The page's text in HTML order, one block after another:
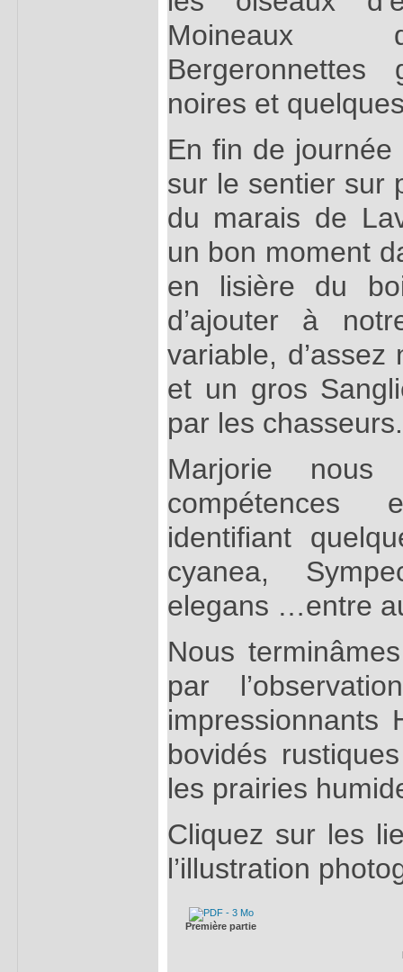
Moineaux
noires et
En fin de
sur le sentier sur
du marais de
un bon moment
en lisière du
d’ajouter à
variable,
et un gros
par les chasseurs.
Marjorie
compétences
identifiant
cyanea,
elegans …entre
Nous
par
impressionnants
bovidés
les prairies
Cliquez sur les
l’illustration
Première partie